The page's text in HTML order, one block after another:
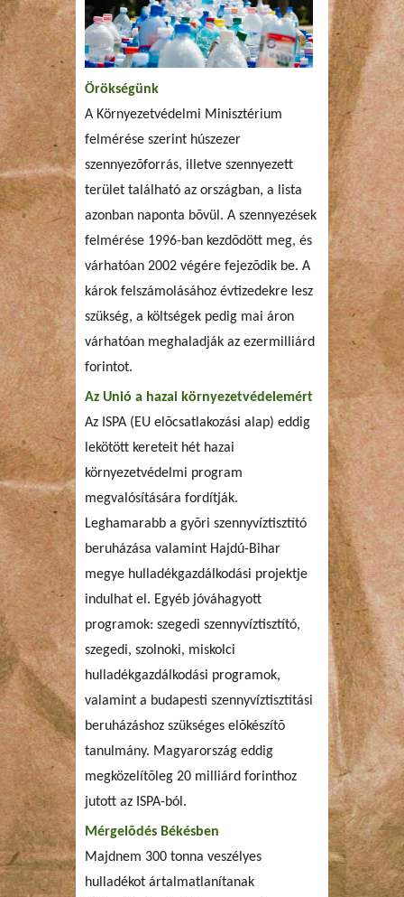
Örökségünk
A Környezetvédelmi Minisztérium
felmérése szerint húszezer
szennyezõforrás, illetve szennyezett
terület található az országban, a lista
azonban naponta bõvül. A szennyezések
felmérése 1996-ban kezdõdött meg, és
várhatóan 2002 végére fejezõdik be. A
károk felszámolásához évtizedekre lesz
szükség, a költségek pedig mai áron
várhatóan meghaladják az ezermilliárd
forintot.
Az Unió a hazai környezetvédelemért
Az ISPA (EU elõcsatlakozási alap) eddig
lekötött kereteit hét hazai
környezetvédelmi program
megvalósítására fordítják.
Leghamarabb a gyõri szennyvíztisztító
beruházása valamint Hajdú-Bihar
megye hulladékgazdálkodási projektje
indulhat el. Egyéb jóváhagyott
programok: szegedi szennyvíztisztító,
szegedi, szolnoki, miskolci
hulladékgazdálkodási programok,
valamint a budapesti szennyvíztisztítási
beruházáshoz szükséges elõkészítõ
tanulmány. Magyarország eddig
megközelítõleg 20 milliárd forinthoz
jutott az ISPA-ból.
Mérgelõdés Békésben
Majdnem 300 tonna veszélyes
hulladékot ártalmatlanítanak